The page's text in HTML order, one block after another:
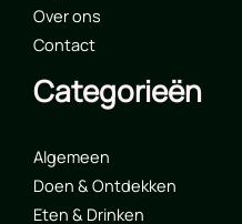
Over ons
Contact
Categorieën
Algemeen
Doen & Ontdekken
Eten & Drinken